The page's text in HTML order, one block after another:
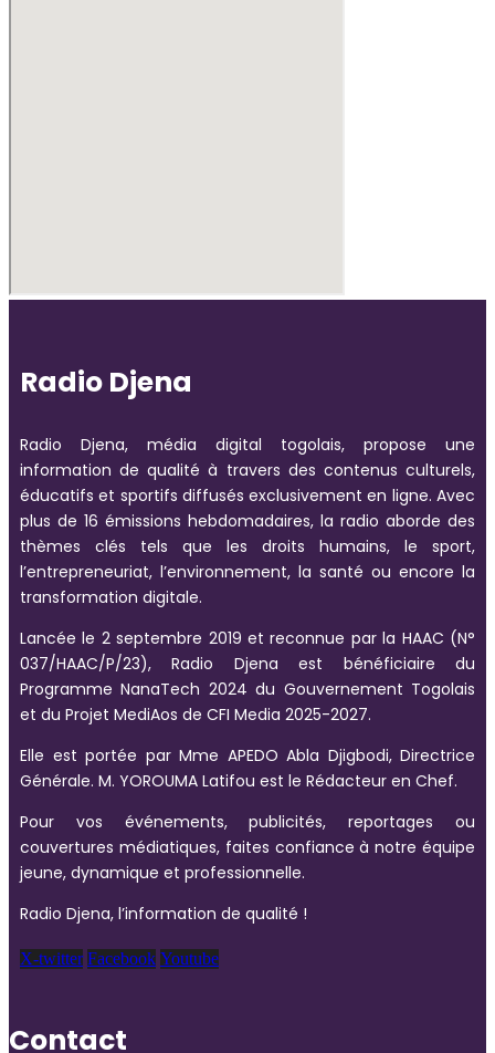
Radio Djena
Radio Djena, média digital togolais, propose une
information de qualité à travers des contenus culturels,
éducatifs et sportifs diffusés exclusivement en ligne. Avec
plus de 16 émissions hebdomadaires, la radio aborde des
thèmes clés tels que les droits humains, le sport,
l’entrepreneuriat, l’environnement, la santé ou encore la
transformation digitale.
Lancée le 2 septembre 2019 et reconnue par la HAAC (N°
037/HAAC/P/23), Radio Djena est bénéficiaire du
Programme NanaTech 2024 du Gouvernement Togolais
et du Projet MediAos de CFI Media 2025-2027.
Elle est portée par Mme APEDO Abla Djigbodi, Directrice
Générale. M. YOROUMA Latifou est le Rédacteur en Chef.
Pour vos événements, publicités, reportages ou
couvertures médiatiques, faites confiance à notre équipe
jeune, dynamique et professionnelle.
Radio Djena, l’information de qualité !
X-twitter Facebook Youtube
Contact